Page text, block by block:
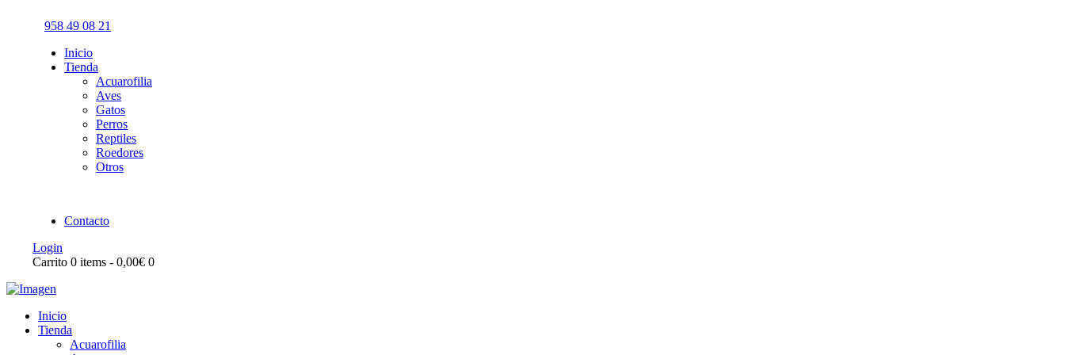
958 49 08 21
Inicio
Tienda
Acuarofilia
Aves
Gatos
Perros
Reptiles
Roedores
Otros
Contacto
Login
Carrito 0 items - 0,00€ 0
Inicio
Tienda
Acuarofilia